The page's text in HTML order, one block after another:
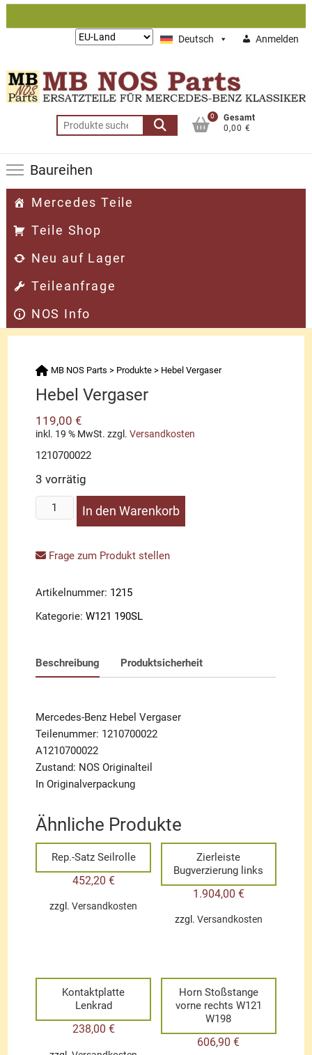
Zum
Deutsch Anmelden
Lieferung
Suchen
nach:
0
Gesamt
0,00 €
Baureihen
Mercedes Teile
Teile Shop
Neu auf Lager
Teileanfrage
NOS Info
MB NOS Parts > Produkte > Hebel Vergaser
Hebel Vergaser
119,00€
inkl. 19 % MwSt. zzgl.Versandkosten
1210700022
3 vorrätig
Hebel
Vergaser
In den Warenkorb
Frage zum Produkt stellen
Artikelnummer: 1215
Kategorie:W121 190SL
Beschreibung Produktsicherheit
Mercedes-Benz Hebel Vergaser
Teilenummer: 1210700022
A1210700022
Zustand: NOS Originalteil
In Originalverpackung
Ähnliche Produkte
Rep.-Satz Seilrolle
452,20 €
zzgl.Versandkosten
Zierleiste
Bugverzierung links
1.904,00 €
zzgl. Versandkosten
Kontaktplatte
Lenkrad
238,00 €
Horn Stoßstange
vorne rechts W121
W198
606,90€